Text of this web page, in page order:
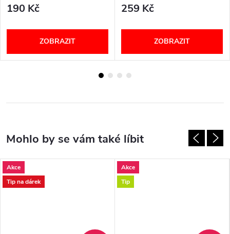
190 Kč
ZOBRAZIT
259 Kč
ZOBRAZIT
Akce
Tip na dárek
Akce
Tip